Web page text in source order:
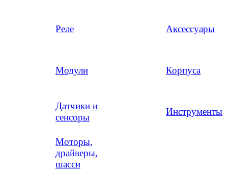
Реле Аксессуары
Модули Корпуса
Датчики и
сенсоры
Инструменты
Моторы,
драйверы,
шасси